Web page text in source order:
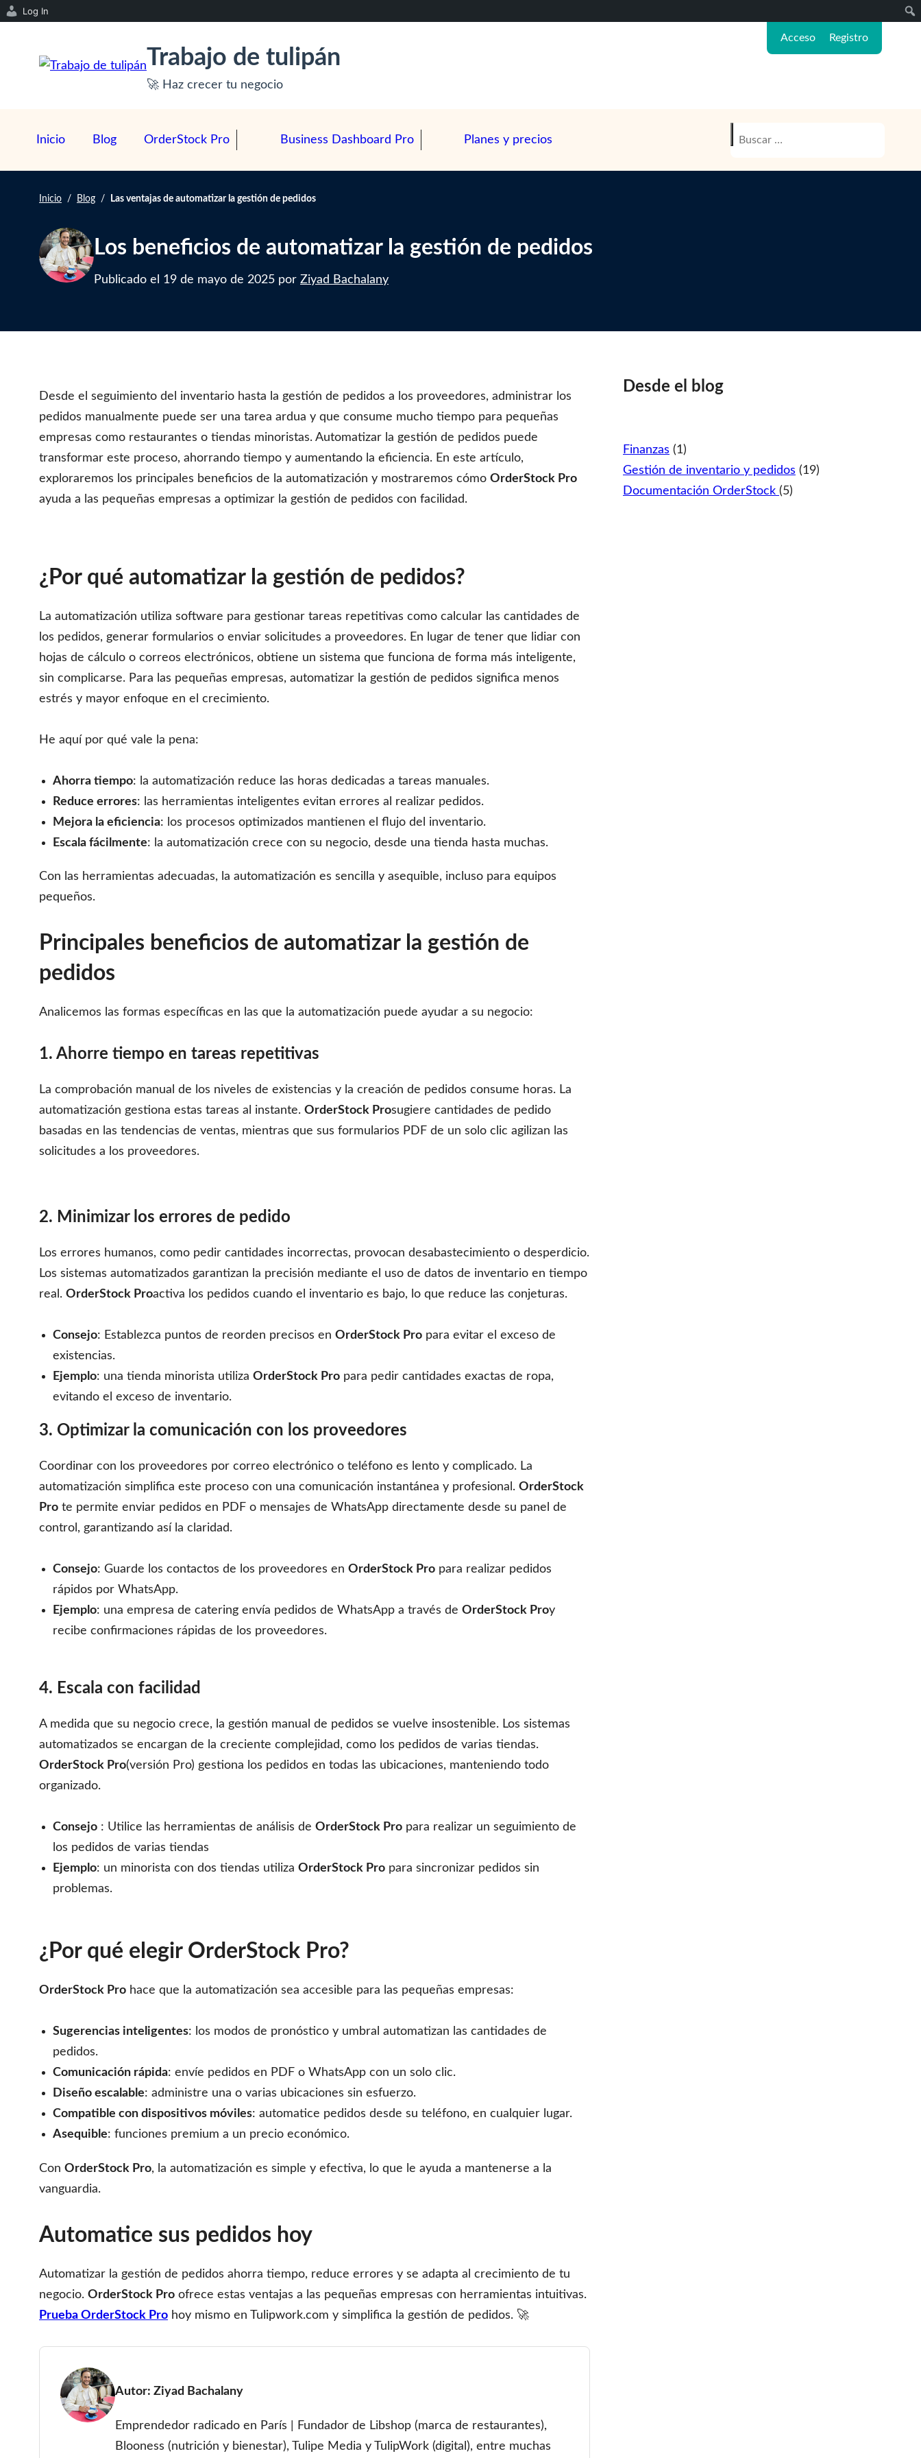
Log In
Trabajo de tulipán
🚀 Haz crecer tu negocio
Acceso Registro
Inicio Blog OrderStock Pro Business Dashboard Pro Planes y precios
Inicio / Blog / Las ventajas de automatizar la gestión de pedidos
Los beneficios de automatizar la gestión de pedidos
Publicado el 19 de mayo de 2025 por Ziyad Bachalany
Desde el seguimiento del inventario hasta la gestión de pedidos a los proveedores, administrar los
pedidos manualmente puede ser una tarea ardua y que consume mucho tiempo para pequeñas
empresas como restaurantes o tiendas minoristas. Automatizar la gestión de pedidos puede
transformar este proceso, ahorrando tiempo y aumentando la eficiencia. En este artículo,
exploraremos los principales beneficios de la automatización y mostraremos cómo OrderStock Pro
ayuda a las pequeñas empresas a optimizar la gestión de pedidos con facilidad.
¿Por qué automatizar la gestión de pedidos?
La automatización utiliza software para gestionar tareas repetitivas como calcular las cantidades de
los pedidos, generar formularios o enviar solicitudes a proveedores. En lugar de tener que lidiar con
hojas de cálculo o correos electrónicos, obtiene un sistema que funciona de forma más inteligente,
sin complicarse. Para las pequeñas empresas, automatizar la gestión de pedidos significa menos
estrés y mayor enfoque en el crecimiento.
He aquí por qué vale la pena:
Ahorra tiempo: la automatización reduce las horas dedicadas a tareas manuales.
Reduce errores: las herramientas inteligentes evitan errores al realizar pedidos.
Mejora la eficiencia: los procesos optimizados mantienen el flujo del inventario.
Escala fácilmente: la automatización crece con su negocio, desde una tienda hasta muchas.
Con las herramientas adecuadas, la automatización es sencilla y asequible, incluso para equipos
pequeños.
Principales beneficios de automatizar la gestión de
pedidos
Analicemos las formas específicas en las que la automatización puede ayudar a su negocio:
1. Ahorre tiempo en tareas repetitivas
La comprobación manual de los niveles de existencias y la creación de pedidos consume horas. La
automatización gestiona estas tareas al instante. OrderStock Prosugiere cantidades de pedido
basadas en las tendencias de ventas, mientras que sus formularios PDF de un solo clic agilizan las
solicitudes a los proveedores.
2. Minimizar los errores de pedido
Los errores humanos, como pedir cantidades incorrectas, provocan desabastecimiento o desperdicio.
Los sistemas automatizados garantizan la precisión mediante el uso de datos de inventario en tiempo
real. OrderStock Proactiva los pedidos cuando el inventario es bajo, lo que reduce las conjeturas.
Consejo: Establezca puntos de reorden precisos en OrderStock Pro para evitar el exceso de
existencias.
Ejemplo: una tienda minorista utiliza OrderStock Pro para pedir cantidades exactas de ropa,
evitando el exceso de inventario.
3. Optimizar la comunicación con los proveedores
Coordinar con los proveedores por correo electrónico o teléfono es lento y complicado. La
automatización simplifica este proceso con una comunicación instantánea y profesional. OrderStock
Pro te permite enviar pedidos en PDF o mensajes de WhatsApp directamente desde su panel de
control, garantizando así la claridad.
Consejo: Guarde los contactos de los proveedores en OrderStock Pro para realizar pedidos
rápidos por WhatsApp.
Ejemplo: una empresa de catering envía pedidos de WhatsApp a través de OrderStock Proy
recibe confirmaciones rápidas de los proveedores.
4. Escala con facilidad
A medida que su negocio crece, la gestión manual de pedidos se vuelve insostenible. Los sistemas
automatizados se encargan de la creciente complejidad, como los pedidos de varias tiendas.
OrderStock Pro(versión Pro) gestiona los pedidos en todas las ubicaciones, manteniendo todo
organizado.
Consejo : Utilice las herramientas de análisis de OrderStock Pro para realizar un seguimiento de
los pedidos de varias tiendas
Ejemplo: un minorista con dos tiendas utiliza OrderStock Pro para sincronizar pedidos sin
problemas.
¿Por qué elegir OrderStock Pro?
OrderStock Pro hace que la automatización sea accesible para las pequeñas empresas:
Sugerencias inteligentes: los modos de pronóstico y umbral automatizan las cantidades de
pedidos.
Comunicación rápida: envíe pedidos en PDF o WhatsApp con un solo clic.
Diseño escalable: administre una o varias ubicaciones sin esfuerzo.
Compatible con dispositivos móviles: automatice pedidos desde su teléfono, en cualquier lugar.
Asequible: funciones premium a un precio económico.
Con OrderStock Pro, la automatización es simple y efectiva, lo que le ayuda a mantenerse a la
vanguardia.
Automatice sus pedidos hoy
Automatizar la gestión de pedidos ahorra tiempo, reduce errores y se adapta al crecimiento de tu
negocio. OrderStock Pro ofrece estas ventajas a las pequeñas empresas con herramientas intuitivas.
Prueba OrderStock Pro hoy mismo en Tulipwork.com y simplifica la gestión de pedidos. 🚀
Autor: Ziyad Bachalany
Emprendedor radicado en París | Fundador de Libshop (marca de restaurantes),
Blooness (nutrición y bienestar), Tulipe Media y TulipWork (digital), entre muchas
Desde el blog
Finanzas (1)
Gestión de inventario y pedidos (19)
Documentación OrderStock (5)